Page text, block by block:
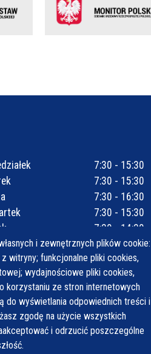
i zewnętrznych plików cookie:
witryny; funkcjonalne pliki cookies,
wydajnościowe pliki cookies,
korzystaniu ze stron internetowych
do wyświetlania odpowiednich treści i
zgodę na użycie wszystkich
i odrzucić poszczególne
7:30 - 15:30
7:30 - 15:30
7:30 - 16:30
7:30 - 15:30
7:30 - 14:30